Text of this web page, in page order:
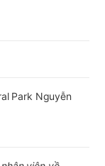
Park Nguyễn